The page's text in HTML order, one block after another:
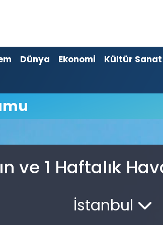
Dünya Ekonomi Kültür Sanat
ve 1 Haftalık
İstanbul